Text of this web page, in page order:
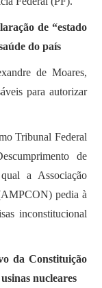
de “estado
do país
de Moares,
para autorizar
Tribunal Federal
de
a Associação
pedia à
inconstitucional
da Constituição
nucleares